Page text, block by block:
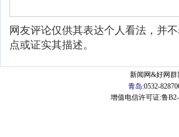
网友评论仅供其表达个人看法，并
点或证实其描述。